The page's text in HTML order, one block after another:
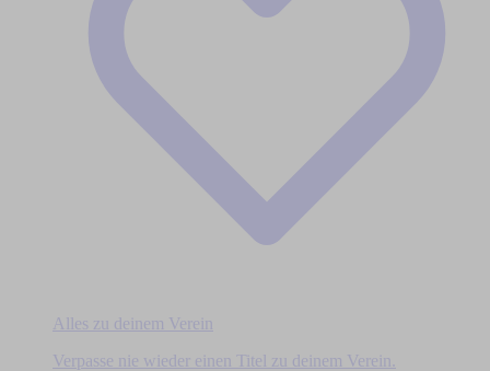
Alles zu deinem Verein
Verpasse nie wieder einen Titel zu deinem Verein.